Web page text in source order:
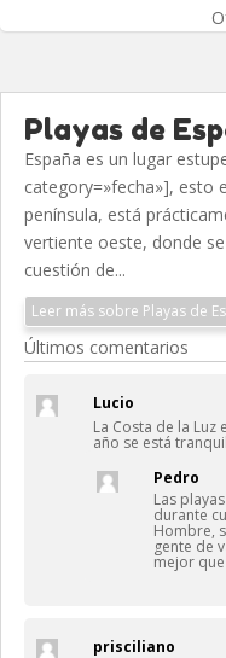
Playas de
España es un lugar
category=»fecha»], esto
península, está
vertiente oeste, donde
cuestión de...
Leer más sobre Playas de
Últimos comentarios
Lucio
La Costa de la
año se está
Pedro
Las
durante
Hombre,
gente de
mejor
prisciliano